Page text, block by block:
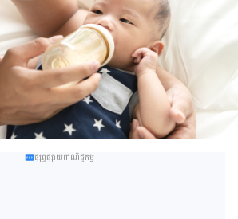
ផ្សព្វផ្សាយពាណិជ្ជកម្ម